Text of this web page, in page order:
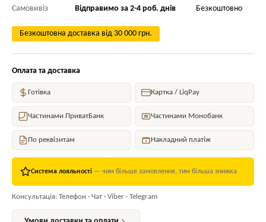
Самовивіз Відправимо за 2-4 роб. днів Безкоштовно
Безкоштовна доставка від 30 000 грн.
Оплата та доставка
Готівка Картка / LiqPay
Частинами ПриватБанк Частинами Монобанк
По реквізитам Накладний платіж
Система лояльності — чим більше замовлення, тим більша знижка
Консультація: Телефон · Чат · Viber · Telegram